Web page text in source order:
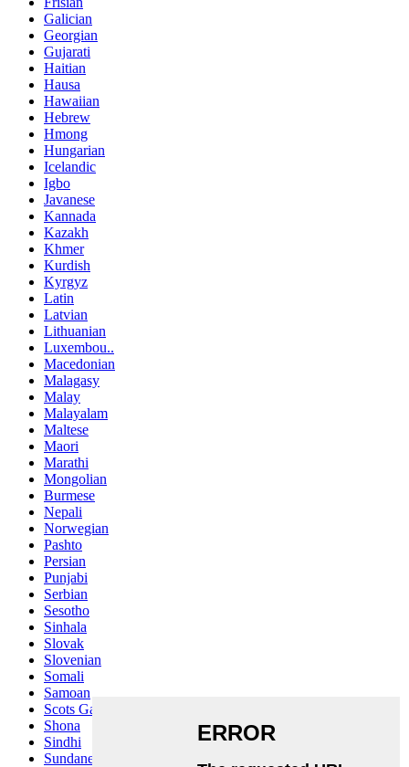
Galician
Georgian
Gujarati
Haitian
Hausa
Hawaiian
Hebrew
Hmong
Hungarian
Icelandic
Igbo
Javanese
Kannada
Kazakh
Khmer
Kurdish
Kyrgyz
Latin
Latvian
Lithuanian
Luxembou..
Macedonian
Malagasy
Malay
Malayalam
Maltese
Maori
Marathi
Mongolian
Burmese
Nepali
Norwegian
Pashto
Persian
Punjabi
Serbian
Sesotho
Sinhala
Slovak
Slovenian
Somali
Samoan
Scots Gaelic
Shona
Sindhi
Sundanese